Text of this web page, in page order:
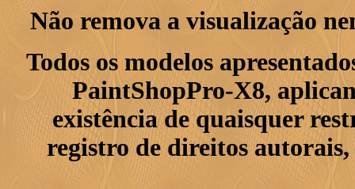
Não remova a visualização
Todos os modelos
PaintShopPro-X8,
existência de quaisquer
registro de direitos